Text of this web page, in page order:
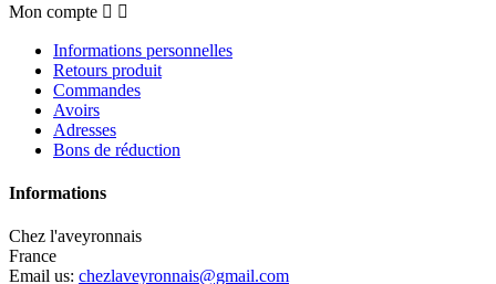
Mon compte  
Informations personnelles
Retours produit
Commandes
Avoirs
Adresses
Bons de réduction
Informations
Chez l'aveyronnais
France
Email us: chezlaveyronnais@gmail.com